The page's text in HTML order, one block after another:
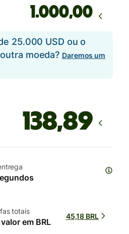
,00
25.000 USD ou o
moeda? Daremos um
totais
em BRL
45,18 BRL